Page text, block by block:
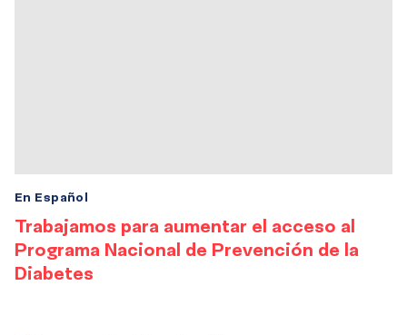
Trabajamos para aumentar el acceso al
Programa Nacional de Prevención de la
Diabetes
En Español